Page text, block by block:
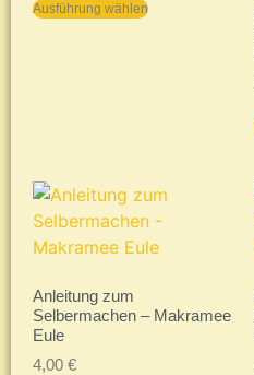
Ausführung wählen
Anleitung zum
Selbermachen – Makramee
Eule
4,00 €